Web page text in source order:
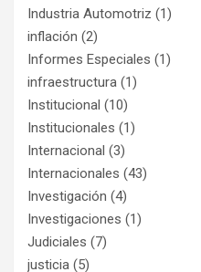
Industria Automotriz (1)
inflación (2)
Informes Especiales (1)
infraestructura (1)
Institucional (10)
Institucionales (1)
Internacional (3)
Internacionales (43)
Investigación (4)
Investigaciones (1)
Judiciales (7)
justicia (5)